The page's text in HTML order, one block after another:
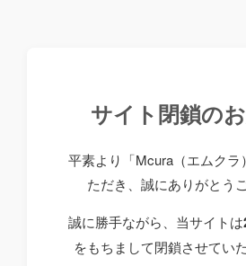
サイト閉鎖の
平素より「Mcura（エムクラ
ただき、誠にありがとう
誠に勝手ながら、当サイトは
をもちまして閉鎖させてい